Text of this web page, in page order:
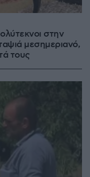
στην
μεσημεριανό,
τους